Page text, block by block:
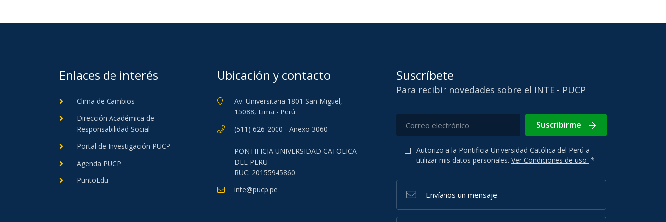
Enlaces de interés
Clima de Cambios
Dirección Académica de
Responsabilidad Social
Portal de Investigación PUCP
Agenda PUCP
PuntoEdu
Ubicación y contacto
Av. Universitaria 1801 San Miguel,
15088, Lima - Perú
(511) 626-2000 - Anexo 3060
PONTIFICIA UNIVERSIDAD CATOLICA
DEL PERU
RUC: 20155945860
inte@pucp.pe
Suscríbete
Para recibir novedades sobre el INTE - PUCP
Suscribirme
Autorizo a la Pontificia Universidad Católica del Perú a
utilizar mis datos personales.Ver Condiciones de uso *
Envíanos un mensaje